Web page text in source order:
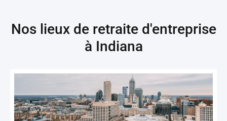
Nos lieux de retraite d'entreprise
à Indiana